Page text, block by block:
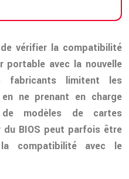
vérifier la compatibilité
portable avec la nouvelle
fabricants limitent les
ne prenant en charge
modèles de cartes
du BIOS peut parfois être
compatibilité avec le